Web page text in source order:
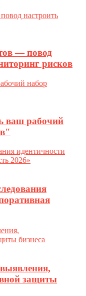
— повод
рисков
ваш рабочий
защиты